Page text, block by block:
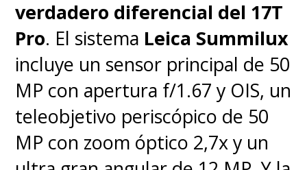
verdadero diferencial del 17T
Pro. El sistema Leica Summilux
incluye un sensor principal de 50
MP con apertura f/1.67 y OIS, un
teleobjetivo periscópico de 50
MP con zoom óptico 2,7x y un